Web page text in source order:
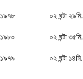
১৯৭৮ ০২ ঘন্টা ২৯মি.
১৯৮০ ০২ ঘন্টা ৩৫মি.
১৯৭৯ ০২ ঘন্টা ১৪মি.